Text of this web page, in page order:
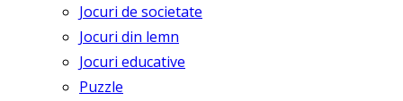
Jocuri de societate
Jocuri din lemn
Jocuri educative
Puzzle